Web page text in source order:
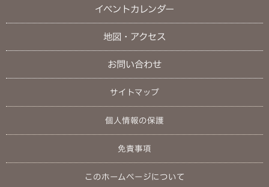
イベントカレンダー
地図・アクセス
お問い合わせ
サイトマップ
個人情報の保護
免責事項
このホームページについて